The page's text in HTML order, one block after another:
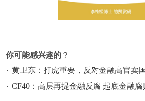
你可能感兴趣的 ？
黄卫东：打虎重要，反对金融高官卖
CF40：高层再提金融反腐 起底金融腐